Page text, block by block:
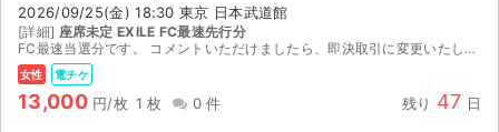
2026/09/25(金) 18:30 東京 日本武道館
[詳細] 座席未定 EXILE FC最速先行分
FC最速当選分です。 コメントいただけましたら、即決取引に変更いたします。
女性 電チケ
13,000 円/枚 1 枚 0 件 残り 47 日